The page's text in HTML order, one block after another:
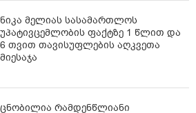
ნიკა მელიას სასამართლოს
უპატივცემლობის ფაქტზე 1 წლით და
6 თვით თავისუფლების აღკვეთა
მიესაჯა
ცნობილია რამდენწლიანი